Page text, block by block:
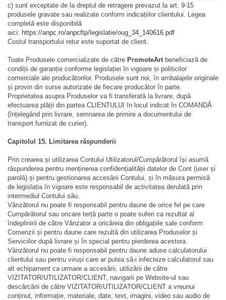
c) sunt exceptate de la dreptul de retragere prevazut la art. 9-15
produsele gravate sau realizate conform indicațiilor clientului. Legea
completă este disponibilă
aici: https://anpc.ro/anpcftp/legislatie/oug_34_140616.pdf
Costul transportului retur este suportat de client.
Toate Produsele comercializate de către PromoteArtbeneficiază de
condiții de garanție conforme legislației în vigoare și politicilor
comerciale ale producătorilor. Produsele sunt noi, în ambalajele originale
și provin din surse autorizate de fiecare producător în parte.
Proprietatea asupra Produselor va fi transferată la livrare, după
efectuarea plății din partea CLIENTULUI în locul indicat în COMANDĂ
(înțelegând prin livrare, semnarea de primire a documentului de
transport furnizat de curier).
Capitolul 15. Limitarea răspunderii
Prin crearea și utilizarea Contului Utilizatorul /Cumpărătorul își asumă
răspunderea pentru menținerea confidențialității datelor de Cont (user și
parolă) și pentru gestionarea accesării Contului, și în măsura permisă
de legislația în vigoare este responsabil de activitatea derulată prin
intermediul Contului său.
Vânzătorul nu poate fi responsabil pentru daune de orice fel pe care
Cumpărătorul sau oricare terță parte o poate suferi ca rezultat al
îndeplinirii de către Vânzator a oricăreia din obligațiile sale conform
Comenzii și pentru daune care rezultă din utilizarea Produselor și
Serviciilor după livrare și în special pentru pierderea acestora.
Vânzătorul nu poate fi responsabil pentru daune aduse calculatorului
clientului sau pentru viruși care ar putea să-i infecteze calculatorul sau
alt echipament ca urmare a accesării, utilizării de către
VIZITATOR/UTILIZATOR/CLIENT, navigarii pe Website-ul sau
descărcării de către VIZITATOR/UTILIZATOR/CLIENT a vreunui
conținut, informație, materiale, date, text, imagini, video sau audio de